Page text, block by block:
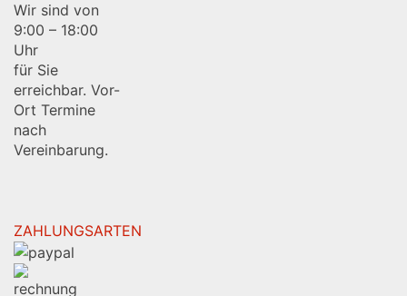
Wir sind von
9:00 – 18:00
Uhr
für Sie
erreichbar. Vor-
Ort Termine
nach
Vereinbarung.
ZAHLUNGSARTEN